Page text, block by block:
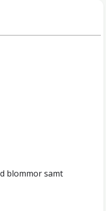
blommor samt